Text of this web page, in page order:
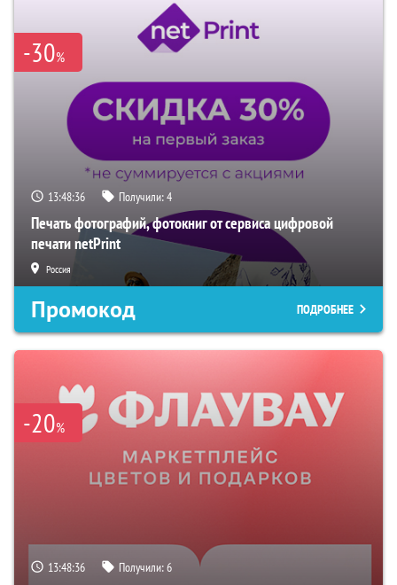
-30%
13:48:35 Получили:4
Печать фотографий, фотокниг от сервиса цифровой
печати netPrint
Россия
Промокод ПОДРОБНЕЕ
-20%
13:48:35 Получили:6